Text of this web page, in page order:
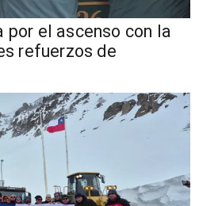
por el ascenso con la
refuerzos de